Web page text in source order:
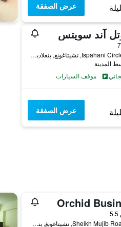
عرض الصفقة
آند سويتس
Ispahani Circle, Lalkhan Bazar, تشيتاغونغ, بنغلاديش
موقف السيارات
عرض الصفقة
Orchid
1739 Sheikh Mujib Road Agrabad, تشيتاغونغ, بنغلاديش